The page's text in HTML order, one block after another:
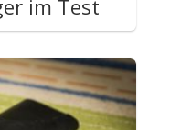
im Test